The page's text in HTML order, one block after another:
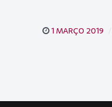
1 MARÇO 2019